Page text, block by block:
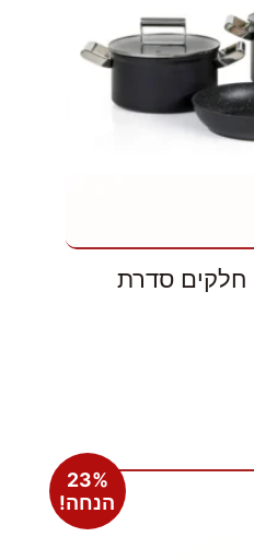
מארז כלי בישול 5 חלקים סדרת
23%
הנחה!